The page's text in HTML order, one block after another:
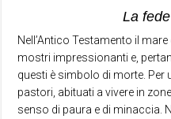
La
Nell’Antico Testamento il
mostri impressionanti e,
questi è simbolo di morte.
pastori, abituati a vivere in
senso di paura e di minaccia.